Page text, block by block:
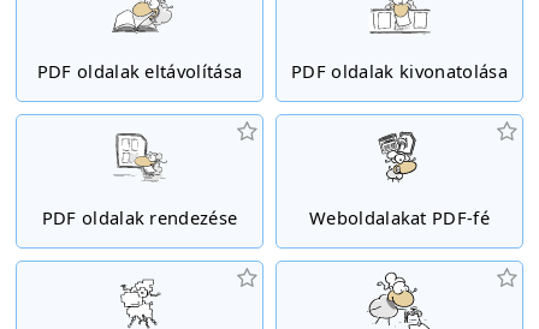
PDF oldalak eltávolítása PDF oldalak kivonatolása
PDF oldalak rendezése Weboldalakat PDF-fé